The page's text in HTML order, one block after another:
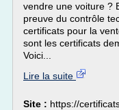
vendre une voiture ?
preuve du contrôle
certificats pour la
sont les certificats
Voici...
Lire la suite
Site : https://